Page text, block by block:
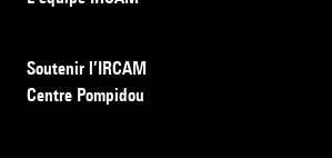
Soutenir l’IRCAM
Centre Pompidou